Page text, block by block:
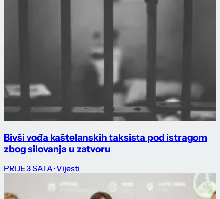
Bivši vođa kaštelanskih taksista pod istragom
zbog silovanja u zatvoru
PRIJE 3 SATA · Vijesti